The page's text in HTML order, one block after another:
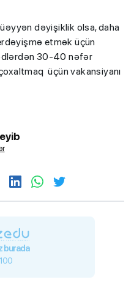
dəyişiklik olsa, daha
etmək üçün
30-40 nəfər
üçün vakansiyanı
burada